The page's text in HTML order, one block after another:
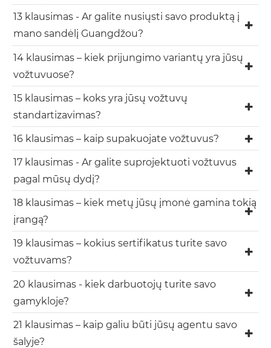
13 klausimas - Ar galite nusiųsti savo produktą į
mano sandėlį Guangdžou?
14 klausimas – kiek prijungimo variantų yra jūsų
vožtuvuose?
15 klausimas – koks yra jūsų vožtuvų
standartizavimas?
16 klausimas – kaip supakuojate vožtuvus?
17 klausimas - Ar galite suprojektuoti vožtuvus
pagal mūsų dydį?
18 klausimas – kiek metų jūsų įmonė gamina tokią
įrangą?
19 klausimas – kokius sertifikatus turite savo
vožtuvams?
20 klausimas - kiek darbuotojų turite savo
gamykloje?
21 klausimas – kaip galiu būti jūsų agentu savo
šalyje?